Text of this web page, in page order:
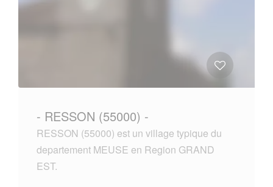
- RESSON (55000) -
RESSON (55000) est un village typique du
departement MEUSE en Region GRAND
EST.